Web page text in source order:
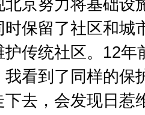
京努力将基础设
保留了社区和城
传统社区。12年
看到了同样的保
去，会发现日惹